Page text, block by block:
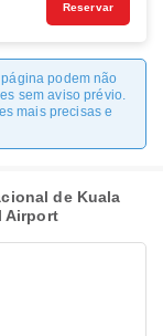
Reservar
podem não
sem aviso prévio.
mais precisas e
de Kuala
Airport